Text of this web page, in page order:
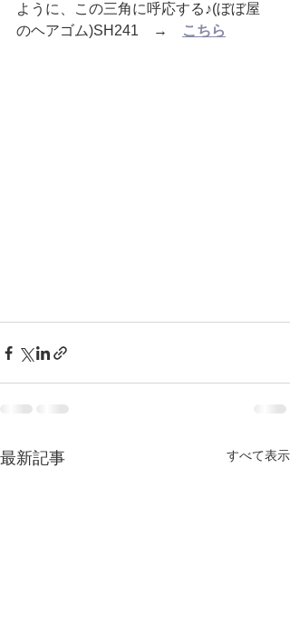
ように、この三角に呼応する♪(ぼぼ屋
のヘアゴム)SH241　→
こちら
最新記事 すべて表示